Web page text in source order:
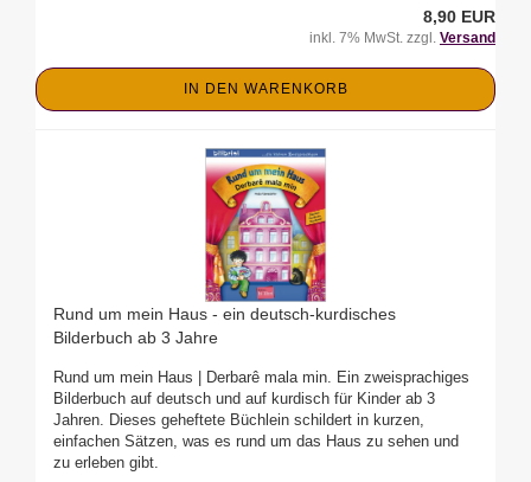
8,90 EUR
inkl. 7% MwSt. zzgl. Versand
IN DEN WARENKORB
Rund um mein Haus - ein deutsch-kurdisches
Bilderbuch ab 3 Jahre
Rund um mein Haus | Derbarê mala min. Ein zweisprachiges
Bilderbuch auf deutsch und auf kurdisch für Kinder ab 3
Jahren. Dieses geheftete Büchlein schildert in kurzen,
einfachen Sätzen, was es rund um das Haus zu sehen und
zu erleben gibt.